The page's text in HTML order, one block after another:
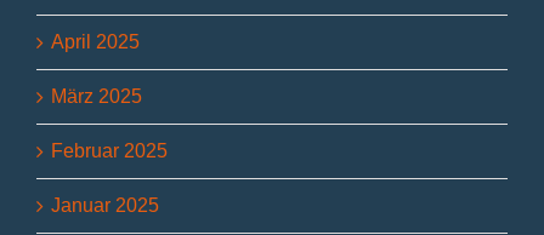
April 2025
März 2025
Februar 2025
Januar 2025